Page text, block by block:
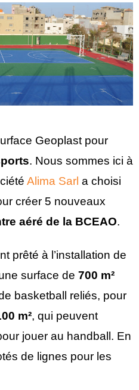
Geoplast pour
. Nous sommes ici à
Alima Sarl a choisi
créer 5 nouveaux
aéré de la BCEAO.
prêté à l’installation de
surface de 700 m²
basketball reliés, pour
m², qui peuvent
jouer au handball. En
de lignes pour les